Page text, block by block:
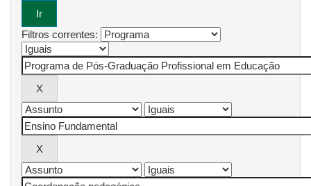
Filtros correntes: